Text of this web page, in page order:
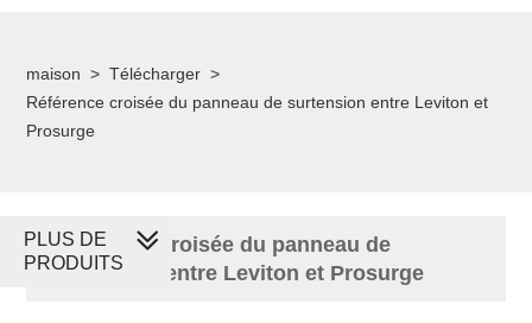
maison > Télécharger >
Référence croisée du panneau de surtension entre Leviton et
Prosurge
Référence croisée du panneau de
surtension entre Leviton et Prosurge
PLUS DE
PRODUITS